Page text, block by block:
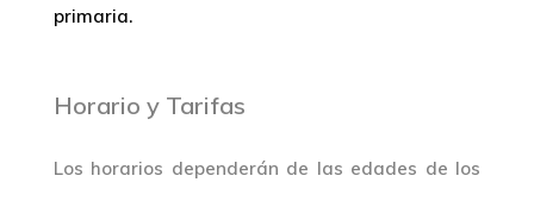
primaria.
Horario y Tarifas
Los horarios dependerán de las edades de los